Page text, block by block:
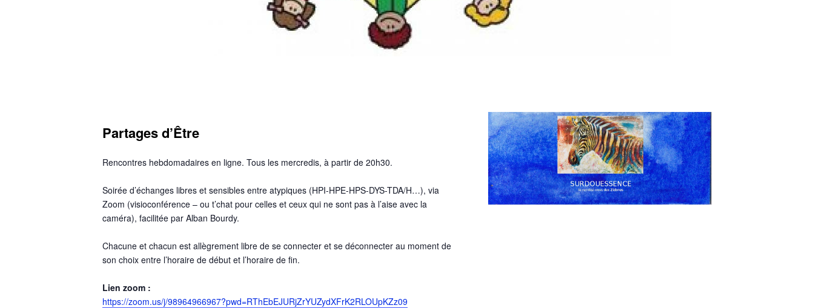
Partages d’Être
Rencontres hebdomadaires en ligne. Tous les mercredis, à partir de 20h30.
Soirée d’échanges libres et sensibles entre atypiques (HPI-HPE-HPS-DYS-TDA/H…), via
Zoom (visioconférence – ou t’chat pour celles et ceux qui ne sont pas à l’aise avec la
caméra), facilitée par Alban Bourdy.
Chacune et chacun est allègrement libre de se connecter et se déconnecter au moment de
son choix entre l’horaire de début et l’horaire de fin.
Lien zoom :
https://zoom.us/j/98964966967?pwd=RThEbEJURjZrYUZydXFrK2RLOUpKZz09